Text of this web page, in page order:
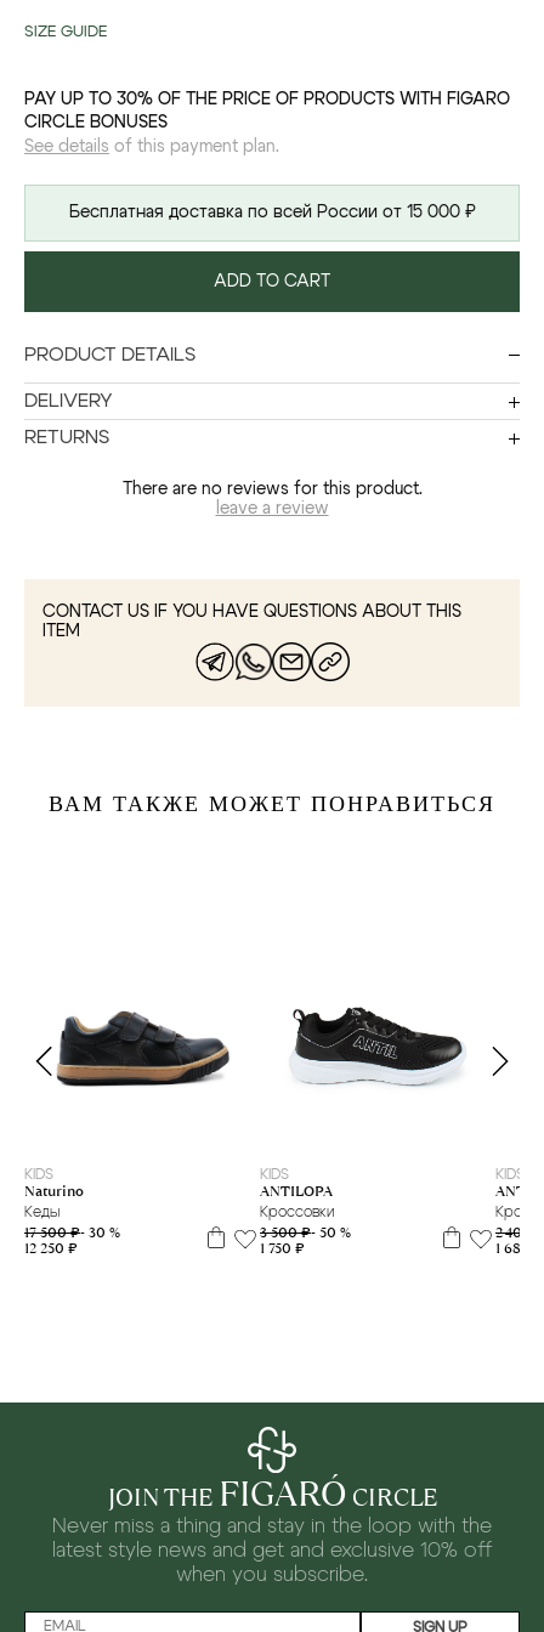
SIZE GUIDE
PAY UP TO 30% OF THE PRICE OF PRODUCTS WITH FIGARO
CIRCLE BONUSES
See details of this payment plan.
Бесплатная доставка по всей России от 15 000 ₽
ADD TO CART
PRODUCT DETAILS
DELIVERY
RETURNS
There are no reviews for this product.
leave a review
CONTACT US IF YOU HAVE QUESTIONS ABOUT THIS
ITEM
ВАМ ТАКЖЕ МОЖЕТ ПОНРАВИТЬСЯ
KIDS
Naturino
Кеды
17 500 ₽- 30 %
12 250 ₽
KIDS
ANTILOPA
Кроссовки
3 500 ₽- 50 %
1 750 ₽
KIDS
2 400 ₽
1 680 ₽
JOIN THE FIGARÓ CIRCLE
Never miss a thing and stay in the loop with the
latest style news and get and exclusive 10% off
when you subscribe.
SIGN UP